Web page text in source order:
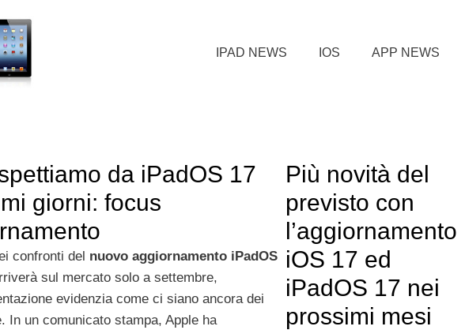
IPAD NEWS IOS APP NEWS
da iPadOS 17
giorni: focus
confronti del nuovo aggiornamento iPadOS
sul mercato solo a settembre,
evidenzia come ci siano ancora dei
In un comunicato stampa, Apple ha
Più novità del
previsto con
l’aggiornamento
iOS 17 ed
iPadOS 17 nei
prossimi mesi